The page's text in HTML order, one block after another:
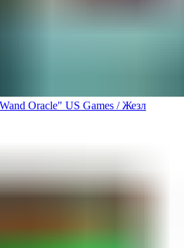
Oracle" US Games / Жезл